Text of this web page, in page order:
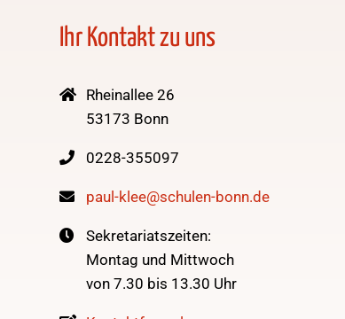
Ihr Kontakt zu uns
Rheinallee 26
53173 Bonn
0228-355097
paul-klee@schulen-bonn.de
Sekretariatszeiten:
Montag und Mittwoch
von 7.30 bis 13.30 Uhr